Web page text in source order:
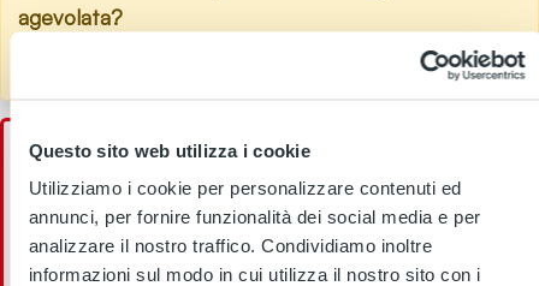
Questo sito web utilizza i cookie
Utilizziamo i cookie per personalizzare contenuti ed
annunci, per fornire funzionalità dei social media e per
analizzare il nostro traffico. Condividiamo inoltre
informazioni sul modo in cui utilizza il nostro sito con i
agevolata?
per richiedere o utilizzare la tua tessera
Abbonamento
Mensile
Prezzo totale
€40,00